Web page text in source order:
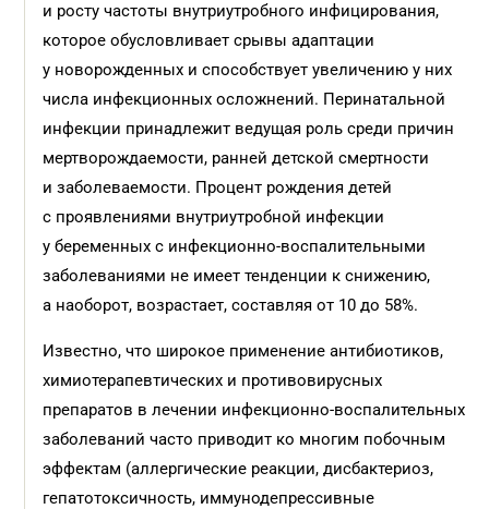
и росту частоты внутриутробного инфицирования,
которое обусловливает срывы адаптации
у новорожденных и способствует увеличению у них
числа инфекционных осложнений. Перинатальной
инфекции принадлежит ведущая роль среди причин
мертворождаемости, ранней детской смертности
и заболеваемости. Процент рождения детей
с проявлениями внутриутробной инфекции
у беременных с инфекционно-воспалительными
заболеваниями не имеет тенденции к снижению,
а наоборот, возрастает, составляя от 10 до 58%.
Известно, что широкое применение антибиотиков,
химиотерапевтических и противовирусных
препаратов в лечении инфекционно-воспалительных
заболеваний часто приводит ко многим побочным
эффектам (аллергические реакции, дисбактериоз,
гепатотоксичность, иммунодепрессивные